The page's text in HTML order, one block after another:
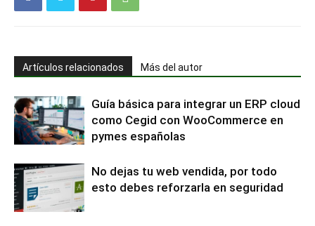
Artículos relacionados Más del autor
Guía básica para integrar un ERP cloud
como Cegid con WooCommerce en
pymes españolas
No dejas tu web vendida, por todo
esto debes reforzarla en seguridad